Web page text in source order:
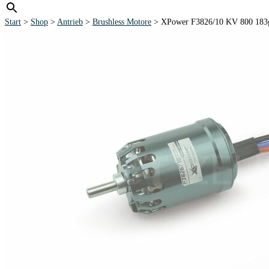
Start > Shop > Antrieb > Brushless Motore > XPower F3826/10 KV 800